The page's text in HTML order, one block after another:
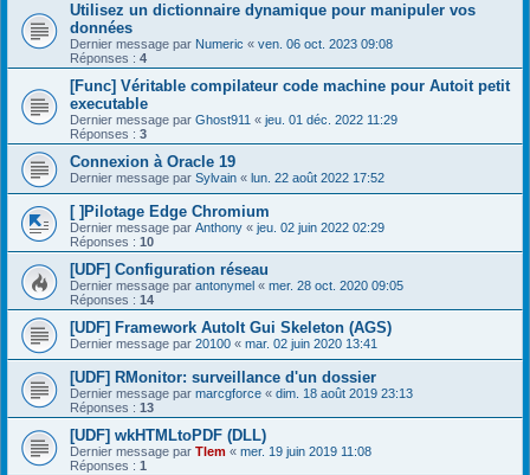
Utilisez un dictionnaire dynamique pour manipuler vos
données
Dernier message par Numeric « ven. 06 oct. 2023 09:08
Réponses : 4
[Func] Véritable compilateur code machine pour Autoit petit
executable
Dernier message par Ghost911 « jeu. 01 déc. 2022 11:29
Réponses : 3
Connexion à Oracle 19
Dernier message par Sylvain « lun. 22 août 2022 17:52
[ ]Pilotage Edge Chromium
Dernier message par Anthony « jeu. 02 juin 2022 02:29
Réponses : 10
[UDF] Configuration réseau
Dernier message par antonymel « mer. 28 oct. 2020 09:05
Réponses : 14
[UDF] Framework AutoIt Gui Skeleton (AGS)
Dernier message par 20100 « mar. 02 juin 2020 13:41
[UDF] RMonitor: surveillance d'un dossier
Dernier message par marcgforce « dim. 18 août 2019 23:13
Réponses : 13
[UDF] wkHTMLtoPDF (DLL)
Dernier message par Tlem « mer. 19 juin 2019 11:08
Réponses : 1